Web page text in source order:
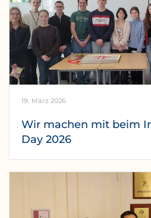
19. März 2026
Wir machen mit beim
Day 2026